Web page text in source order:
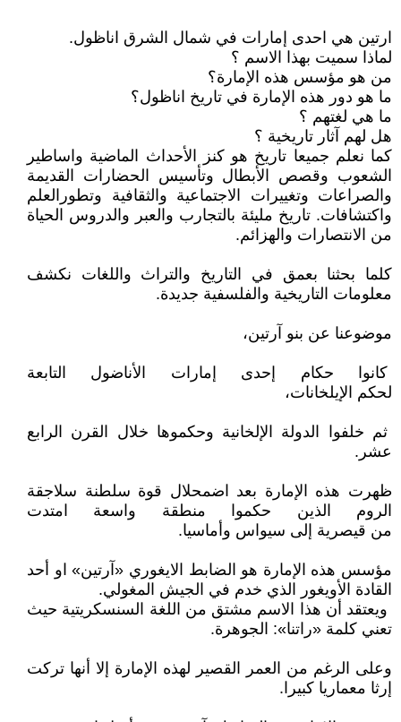
ارتين هي احدى إمارات في شمال الشرق اناظول.
لماذا سميت بهذا الاسم ؟
من هو مؤسس هذه الإمارة؟
ما هو دور هذه الإمارة في تاريخ اناظول؟
ما هي لغتهم ؟
هل لهم آثار تاريخية ؟
كما نعلم جميعا تاريخ هو كنز الأحداث الماضية واساطير
الشعوب وقصص الأبطال وتأسيس الحضارات القديمة
والصراعات وتغييرات الاجتماعية والثقافية وتطورالعلم
واكتشافات. تاريخ مليئة بالتجارب والعبر والدروس الحياة
من الانتصارات والهزائم.
كلما بحثنا بعمق في التاريخ والتراث واللغات نكشف
معلومات التاريخية والفلسفية جديدة.
موضوعنا عن بنو آرتين،
كانوا حكام إحدى إمارات الأناضول التابعة
لحكم الإيلخانات،
ثم خلفوا الدولة الإلخانية وحكموها خلال القرن الرابع
عشر.
ظهرت هذه الإمارة بعد اضمحلال قوة سلطنة سلاجقة
الروم الذين حكموا منطقة واسعة امتدت
من قيصرية إلى سيواس وأماسيا.
مؤسس هذه الإمارة هو الضابط الايغوري «آرتين» او أحد
القادة الأويغور الذي خدم في الجيش المغولي.
ويعتقد أن هذا الاسم مشتق من اللغة السنسكريتية حيث
تعني كلمة «راتنا»: الجوهرة.
وعلى الرغم من العمر القصير لهذه الإمارة إلا أنها تركت
إرثا معماريا كبيرا.